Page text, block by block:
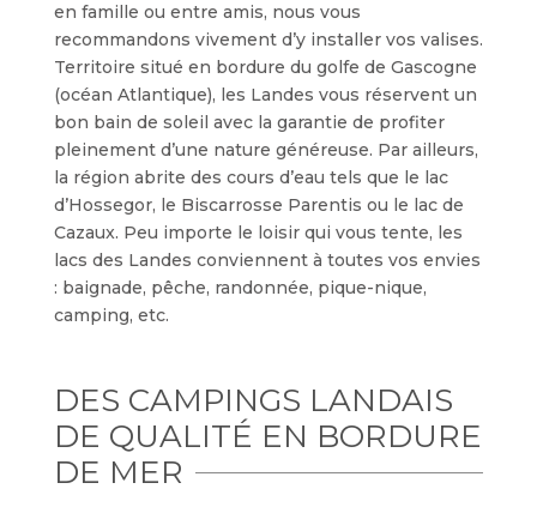
en famille ou entre amis, nous vous
recommandons vivement d’y installer vos valises.
Territoire situé en bordure du golfe de Gascogne
(océan Atlantique), les Landes vous réservent un
bon bain de soleil avec la garantie de profiter
pleinement d’une nature généreuse. Par ailleurs,
la région abrite des cours d’eau tels que le lac
d’Hossegor, le Biscarrosse Parentis ou le lac de
Cazaux. Peu importe le loisir qui vous tente, les
lacs des Landes conviennent à toutes vos envies
: baignade, pêche, randonnée, pique-nique,
camping, etc.
DES CAMPINGS LANDAIS
DE QUALITÉ EN BORDURE
DE MER